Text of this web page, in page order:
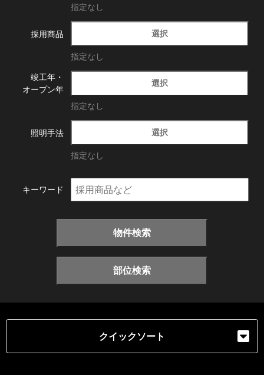
指定なし
採用商品 選択
指定なし
竣工年・
オープン年
選択
指定なし
照明手法 選択
指定なし
キーワード
物件検索
部位検索
クイックソート